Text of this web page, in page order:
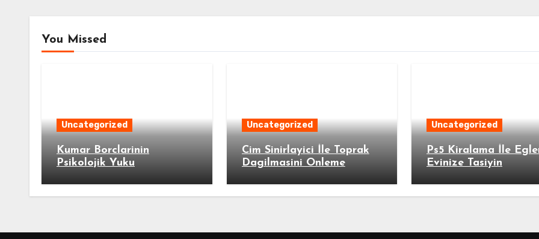
You Missed
Uncategorized
Kumar Borclarinin
Psikolojik Yuku
Uncategorized
Cim Sinirlayici İle Toprak
Dagilmasini Onleme
Uncategorized
Ps5 Kiralama İle
Evinize Tasiyin